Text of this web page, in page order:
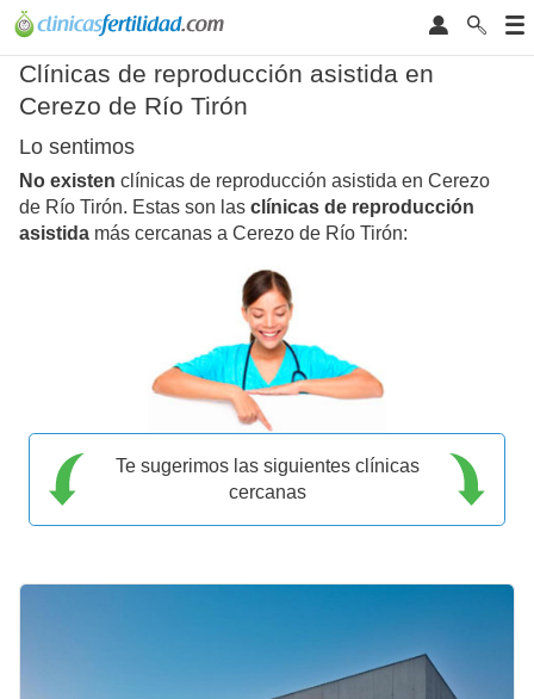
Clínicas de reproducción asistida en
Cerezo de Río Tirón
Lo sentimos
No existen clínicas de reproducción asistida en Cerezo
de Río Tirón. Estas son las clínicas de reproducción
asistida más cercanas a Cerezo de Río Tirón:
Te sugerimos las siguientes clínicas
cercanas